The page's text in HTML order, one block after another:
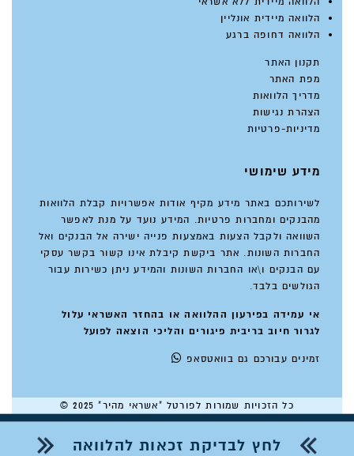
הלוואה מיידית אונליין
הלוואה דחופה ברגע
תקנון האתר
מפת האתר
מדריך הלוואות
הצהרת נגישות
מדיניות-פרטיות
מידע שימושי
לשירותכם באתר מידע מקיף אודות אפשרויות קבלת הלוואות
מהבנקים ומחברות פרטיות. המידע נועד על מנת לאפשר
השוואה ולקבל הצעות באמצעות פנייה ישירה אל הבנקים ואל
החברות השונות. אתר ביקשת קיבלת אינו קשור בקשר עסקי
עם הבנקים ו\או החברות השונות והמידע ניתן כשירות עבור
הגולשים בלבד.
אי עמידה בפירעון ההלוואה או בהחזר האשראי עלול
לגרור חיוב בריבית פיגורים והליכי הוצאה לפועל
זמינים עבורכם גם בוואטסאפ
כל הזכויות שמורות לפורטל "אשראי מהיר" 2025 ©
לחץ לבדיקת זכאות להלוואה